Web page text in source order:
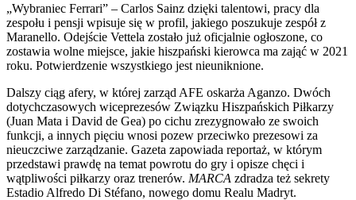
„Wybraniec Ferrari” – Carlos Sainz dzięki talentowi, pracy dla
zespołu i pensji wpisuje się w profil, jakiego poszukuje zespół z
Maranello. Odejście Vettela zostało już oficjalnie ogłoszone, co
zostawia wolne miejsce, jakie hiszpański kierowca ma zająć w 2021
roku. Potwierdzenie wszystkiego jest nieuniknione.
Dalszy ciąg afery, w której zarząd AFE oskarża Aganzo. Dwóch
dotychczasowych wiceprezesów Związku Hiszpańskich Piłkarzy
(Juan Mata i David de Gea) po cichu zrezygnowało ze swoich
funkcji, a innych pięciu wnosi pozew przeciwko prezesowi za
nieuczciwe zarządzanie. Gazeta zapowiada reportaż, w którym
przedstawi prawdę na temat powrotu do gry i opisze chęci i
wątpliwości piłkarzy oraz trenerów. MARCA zdradza też sekrety
Estadio Alfredo Di Stéfano, nowego domu Realu Madryt.